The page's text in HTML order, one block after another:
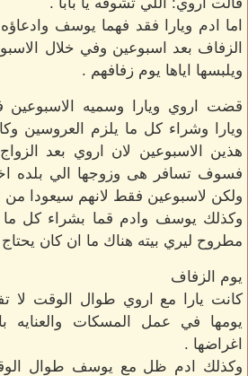
اما ادم ويارا فقد فهما يوسف
الزفاف بعد اسبوعين وفي خلال
ويلبسها اياها يوم زفافهم .
قضت اروي ويارا وسميه الاسبوعين
ويارا وشراء كل ما يلزم العروسين
هذين الاسبوعين لان اروي بعد
فسوف تسافر هى وزوجها الي بلده
ولكن لاسبوعين فقط لانهم سيعودا من
وكذلك يوسف وادم قما بشراء كل ما
مطروح ليري بيته هناك ما ان كان
يوم الزفاف
كانت يارا مع اروي طوال الوقت لا
يومها في عمل المسكات والعنايه
اغراضها .
وكذلك ادم ظل مع يوسف طوال